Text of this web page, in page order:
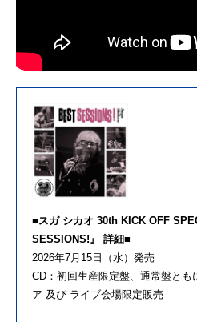
■スガ シカオ 30th KICK OFF
SESSIONS!』 詳細■
2026年7月15日（水）発売
CD：初回生産限定盤、通常盤とも
ア 及び ライブ会場限定販売